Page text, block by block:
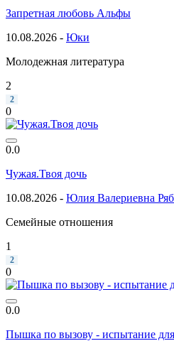
Запретная любовь Альфы
10.08.2026 - Юки
Молодежная литература
2
2
0
0.0
Чужая.Твоя дочь
10.08.2026 - Юлия Валериевна
Семейные отношения
1
2
0
0.0
Пышка по вызову - испытание